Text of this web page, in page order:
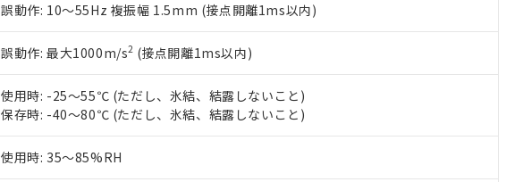
誤動作: 10～55Hz 複振幅 1.5mm (接点開離1ms以内)
誤動作: 最大1000m/s2 (接点開離1ms以内)
使用時: -25～55℃ (ただし、氷結、結露しないこと)
保存時: -40～80℃ (ただし、氷結、結露しないこと)
使用時: 35～85%RH